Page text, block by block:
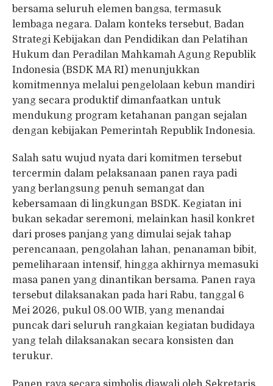
bersama seluruh elemen bangsa, termasuk
lembaga negara. Dalam konteks tersebut, Badan
Strategi Kebijakan dan Pendidikan dan Pelatihan
Hukum dan Peradilan Mahkamah Agung Republik
Indonesia (BSDK MA RI) menunjukkan
komitmennya melalui pengelolaan kebun mandiri
yang secara produktif dimanfaatkan untuk
mendukung program ketahanan pangan sejalan
dengan kebijakan Pemerintah Republik Indonesia.
Salah satu wujud nyata dari komitmen tersebut
tercermin dalam pelaksanaan panen raya padi
yang berlangsung penuh semangat dan
kebersamaan di lingkungan BSDK. Kegiatan ini
bukan sekadar seremoni, melainkan hasil konkret
dari proses panjang yang dimulai sejak tahap
perencanaan, pengolahan lahan, penanaman bibit,
pemeliharaan intensif, hingga akhirnya memasuki
masa panen yang dinantikan bersama. Panen raya
tersebut dilaksanakan pada hari Rabu, tanggal 6
Mei 2026, pukul 08.00 WIB, yang menandai
puncak dari seluruh rangkaian kegiatan budidaya
yang telah dilaksanakan secara konsisten dan
terukur.